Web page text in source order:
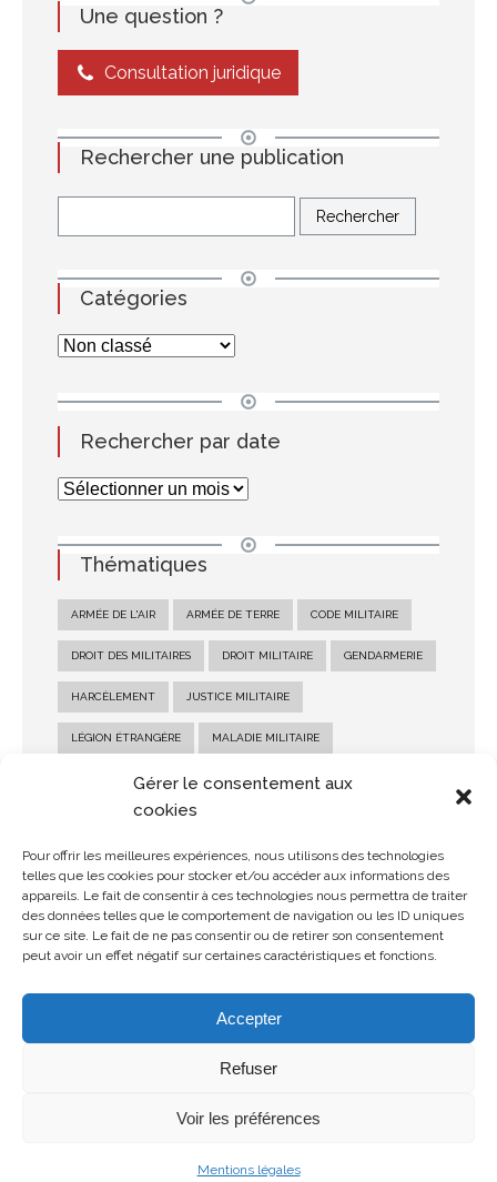
Gérer le consentement aux
cookies
Pour offrir les meilleures expériences, nous utilisons des technologies
telles que les cookies pour stocker et/ou accéder aux informations des
appareils. Le fait de consentir à ces technologies nous permettra de traiter
des données telles que le comportement de navigation ou les ID uniques
sur ce site. Le fait de ne pas consentir ou de retirer son consentement
peut avoir un effet négatif sur certaines caractéristiques et fonctions.
Accepter
Refuser
Voir les préférences
Mentions légales
Une question ?
Consultation juridique
Rechercher une publication
Catégories
Rechercher par date
Thématiques
ARMÉE DE L'AIR ARMÉE DE TERRE CODE MILITAIRE
DROIT DES MILITAIRES DROIT MILITAIRE GENDARMERIE
HARCÈLEMENT JUSTICE MILITAIRE
LÉGION ÉTRANGÈRE MALADIE MILITAIRE
MARINE NATIONALE MILITAIRE PENSION MILITAIRE
PENSION MILITAIRE D'INVALIDITÉ
RÉFORME MILITAIRE SALAIRE MILITAIRE
SANCTION MILITAIRE SOLDE MILITAIRE
STATUT MILITAIRE
© Copyright 2026 MDMH Avocats - Tous droits réservés